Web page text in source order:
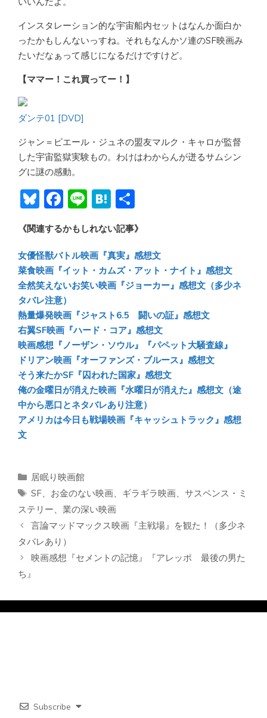
インスタレーション的な宇宙船内セットはなんか面白か
ったかもしんないっすね。それもなんかソ連のSF映画み
たいだなぁって感じになるだけですけど。
【ママー！これ買ってー！】
ダンテ01 [DVD]
ジャン＝ピエール・ジュネの盟友マルク・キャロが監督
した宇宙監獄実験もの。わけはわからんが迸るサムシン
グに謎の感動。
Bl
u
e
sk
y
F
ac
e
b
o
ok
Li
n
e
H
at
e
n
a
有
《関連するかもしれない記事》
女優怪獣バトル映画『真実』感想文
菜食映画『イット・カムズ・アット・ナイト』感想文
全然笑えないお笑い映画『ジョーカー』感想文（多少ネ
タバレ注意）
熱量爆発映画『ジャスト6.5 闘いの証』感想文
右翼SF映画『ハード・コア』感想文
映画感想『ノーザン・ソウル』『パペット大騒査線』
ドリアン映画『オーファンズ・ブルース』感想文
そう来たかSF『囚われた国家』感想文
俺の金曜日が消えた映画『水曜日が消えた』感想文（途
中から悪口とネタバレあり注意）
アメリカは今日も戦場映画『キャッシュトラック』感想
文
カ
テ
リ
ー
居眠り映画館
タ
グ
SF、 お金のない映画、 ギラギラ映画、 サスペンス・ミ
ステリー、 業の深い映画
言論マッドマックス映画『主戦場』を観た！（多少ネ
タバレあり）
映画感想『セメントの記憶』『アレッポ 最後の男た
ち』
Subscribe